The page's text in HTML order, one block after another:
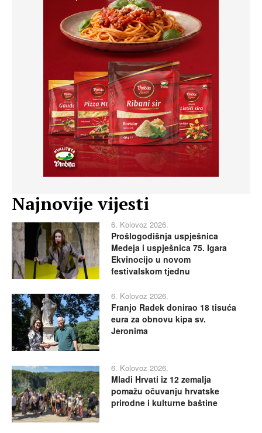
Najnovije vijesti
6. Kolovoz 2026.
Prošlogodišnja uspješnica
Medeja i uspješnica 75. Igara
Ekvinocijo u novom
festivalskom tjednu
6. Kolovoz 2026.
Franjo Radek donirao 18 tisuća
eura za obnovu kipa sv.
Jeronima
6. Kolovoz 2026.
Mladi Hrvati iz 12 zemalja
pomažu očuvanju hrvatske
prirodne i kulturne baštine